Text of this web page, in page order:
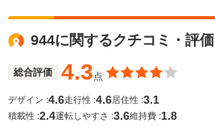
サイズ
全高
-m
-m
944に関するクチコミ・評価
総合評価 4.3点
デザイン :4.6走行性 :4.6居住性 :3.1
積載性 :2.4運転しやすさ :3.6維持費 :1.8